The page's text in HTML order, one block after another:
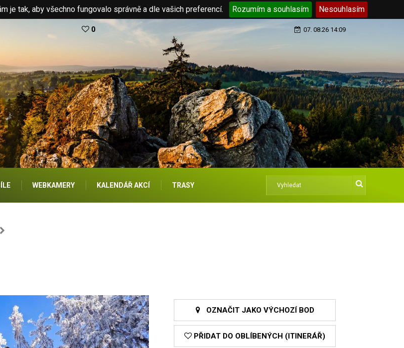
je tak, aby všechno fungovalo správně a dle vašich preferencí. Rozumím a souhlasím Nesouhlasím
0 07. 08.26 14:09
WEBKAMERY KALENDÁŘ AKCÍ TRASY
OZNAČIT JAKO VÝCHOZÍ BOD
PŘIDAT DO OBLÍBENÝCH (ITINERÁŘ)